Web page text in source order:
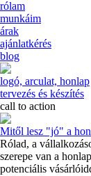
rólam
munkáim
árak
ajánlatkérés
blog
logó, arculat, honlap
tervezés és készítés
call to action
Mitől lesz "jó" a
Rólad, a
szerepe van a
potenciális